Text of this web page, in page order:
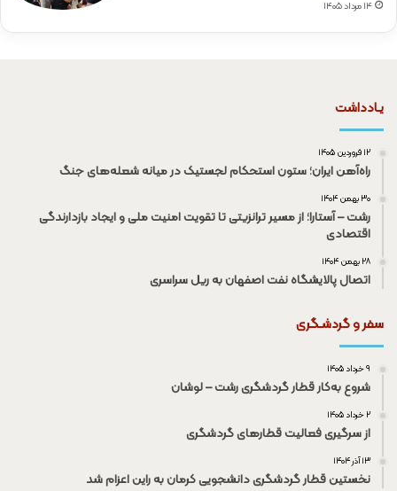
۱۴ مرداد ۱۴۰۵
یـادداشت
۱۲ فروردین ۱۴۰۵
راه‌آهن ایران؛ ستون استحکام لجستیک در میانه شعله‌های جنگ
۳۰ بهمن ۱۴۰۴
رشت – آستارا؛ از مسیر ترانزیتی تا تقویت امنیت ملی و ایجاد بازدارندگی
اقتصادی
۲۸ بهمن ۱۴۰۴
اتصال پالایشگاه نفت اصفهان به ریل سراسری
سفر و گردشـگری
۹ خرداد ۱۴۰۵
شروع به‌کار قطار گردشگری رشت – لوشان
۲ خرداد ۱۴۰۵
از سرگیری فعالیت قطار‌های گردشگری
۱۳ آذر ۱۴۰۴
نخستین قطار گردشگری دانشجویی کرمان به راین اعزام شد